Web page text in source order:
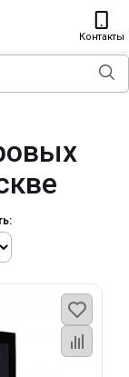
Контакты